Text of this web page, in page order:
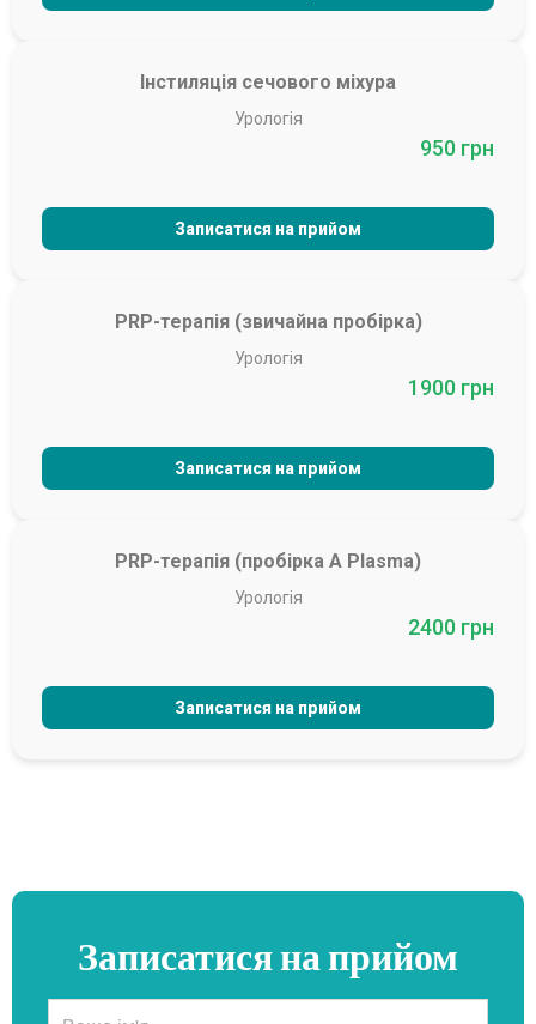
Інстиляція сечового міхура
Урологія
950 грн
Записатися на прийом
PRP-терапія (звичайна пробірка)
Урологія
1900 грн
Записатися на прийом
PRP-терапія (пробірка А Plasma)
Урологія
2400 грн
Записатися на прийом
Записатися на прийом